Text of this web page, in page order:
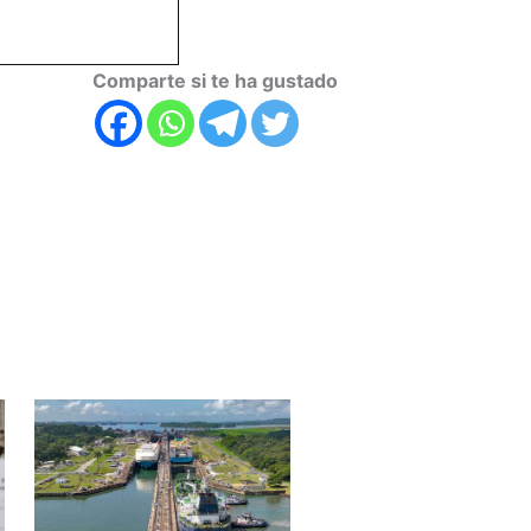
Comparte si te ha gustado